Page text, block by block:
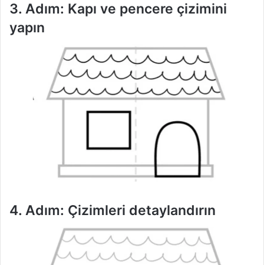
3. Adım: Kapı ve pencere çizimini
yapın
4. Adım: Çizimleri detaylandırın